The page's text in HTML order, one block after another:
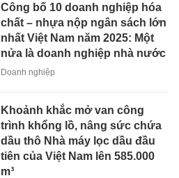
Công bố 10 doanh nghiệp hóa
chất – nhựa nộp ngân sách lớn
nhất Việt Nam năm 2025: Một
nửa là doanh nghiệp nhà nước
Doanh nghiệp
Khoảnh khắc mở van công
trình khổng lồ, nâng sức chứa
dầu thô Nhà máy lọc dầu đầu
tiên của Việt Nam lên 585.000
m³